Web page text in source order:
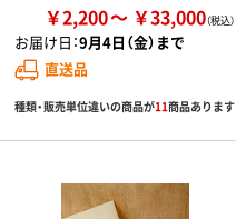
￥2,200 ￥33,000
お届け日：9月4日（金）まで
直送品
種類・販売単位違いの商品が11商品あります